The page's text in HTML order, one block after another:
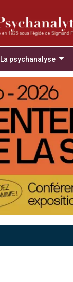
La psychanalyse